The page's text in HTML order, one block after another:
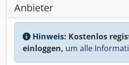
Anbieter
Hinweis: Kostenlos
einloggen, um alle